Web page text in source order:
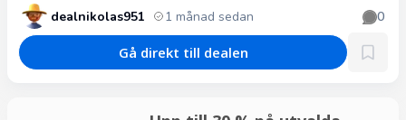
dealnikolas951 1 månad sedan 0
Gå direkt till dealen